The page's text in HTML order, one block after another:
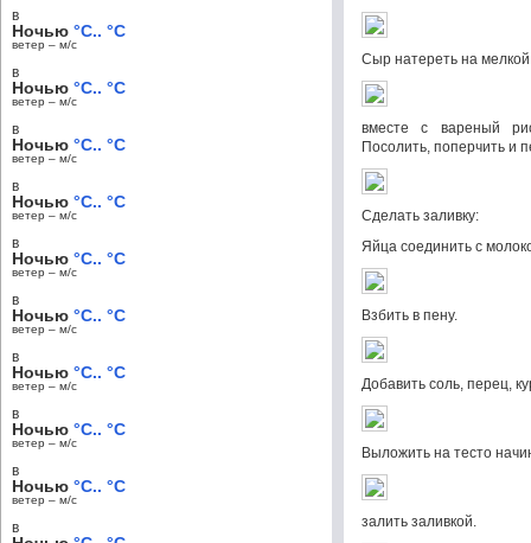
Сыр натереть на мелкой
вместе с вареный
Посолить, поперчить и
Сделать заливку:
Яйца соединить с
Взбить в пену.
Добавить соль, перец,
Выложить на тесто
залить заливкой.
в
Ночью °C.. °C
ветер – м/c
в
Ночью °C.. °C
ветер – м/c
в
Ночью °C.. °C
ветер – м/c
в
Ночью °C.. °C
ветер – м/c
в
Ночью °C.. °C
ветер – м/c
в
Ночью °C.. °C
ветер – м/c
в
Ночью °C.. °C
ветер – м/c
в
Ночью °C.. °C
ветер – м/c
в
Ночью °C.. °C
ветер – м/c
в